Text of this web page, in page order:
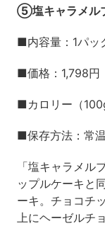
⑤塩キャラメル
■内容量：1パッ
■価格：1,798円
■カロリー（
■保存方法：常
「塩キャラメル
ップルケーキと
ーキ。チョコチ
上にヘーゼルチ